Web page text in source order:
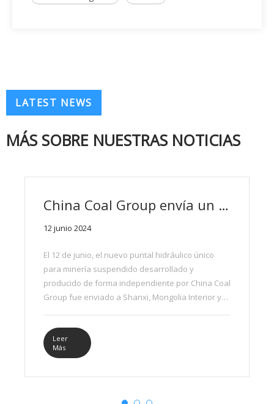
LATEST NEWS
MÁS SOBRE NUESTRAS NOTICIAS
China Coal Group envía un nuevo puntal hidráulico único minero suspendido a Shanxi y Mongolia Interior
12 junio 2024
El 12 de junio, el nuevo puntal hidráulico único
para minería suspendido desarrollado y
producido de forma independiente por China Coal
Group fue enviado a Shanxi, Mongolia Interior y
frenesí de ventas.
Leer
Más